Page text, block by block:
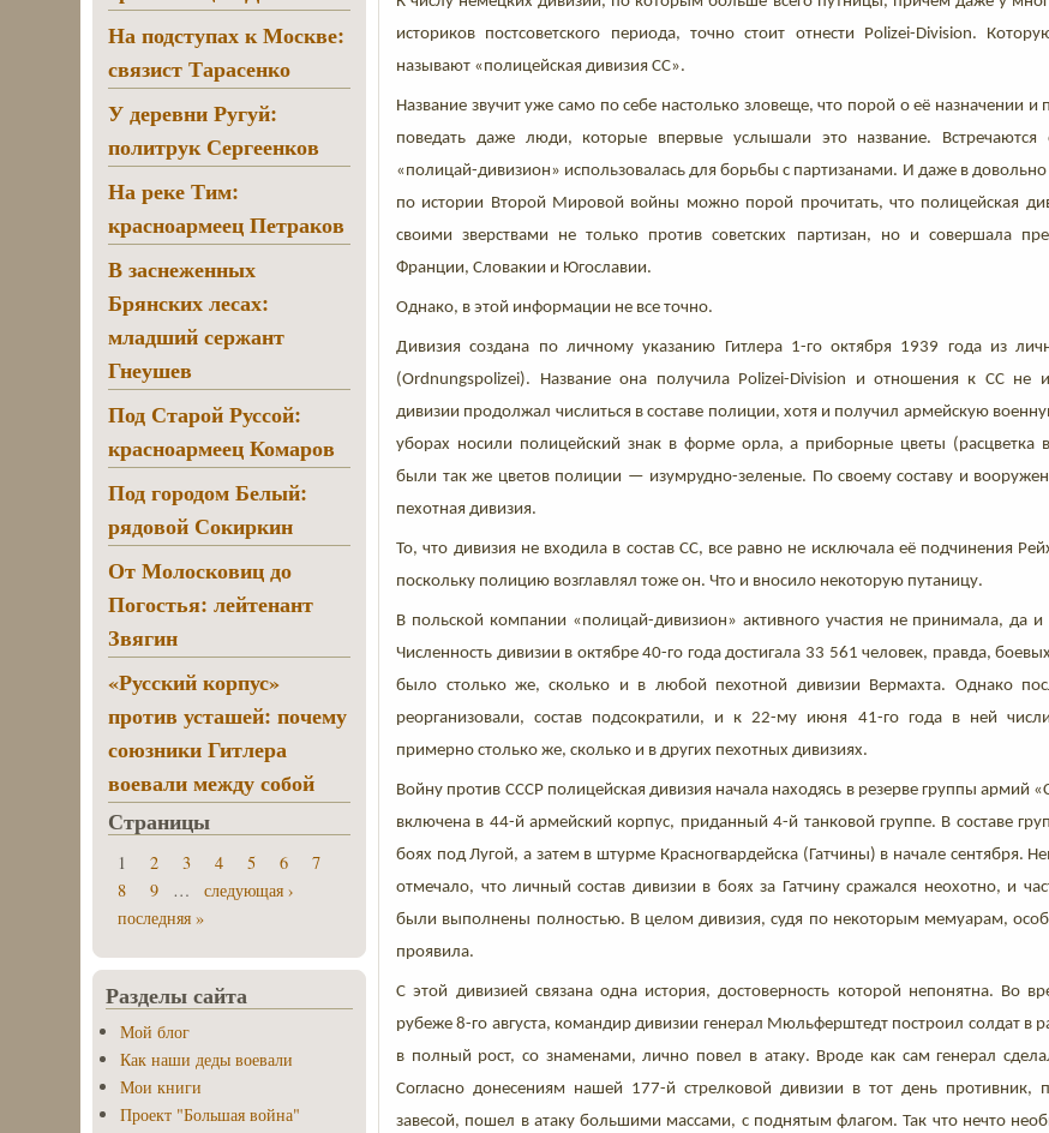
историков постсоветского периода, точно стоит отнести Polizei-Division.
называют «полицейская дивизия СС».
Название звучит уже само по себе настолько зловеще, что порой о её назначении и
поведать даже люди, которые впервые услышали это название.
«полицай-дивизион» использовалась для борьбы с партизанами. И даже в довольно
по истории Второй Мировой войны можно порой прочитать, что полицейская
своими зверствами не только против советских партизан, но и совершала
Франции, Словакии и Югославии.
Однако, в этой информации не все точно.
Дивизия создана по личному указанию Гитлера 1-го октября 1939 года из
(Ordnungspolizei). Название она получила Polizei-Division и отношения к СС не
дивизии продолжал числиться в составе полиции, хотя и получил армейскую
уборах носили полицейский знак в форме орла, а приборные цветы (расцветка
были так же цветов полиции — изумрудно-зеленые. По своему составу и
пехотная дивизия.
То, что дивизия не входила в состав СС, все равно не исключала её подчинения
поскольку полицию возглавлял тоже он. Что и вносило некоторую путаницу.
В польской компании «полицай-дивизион» активного участия не принимала, да и
Численность дивизии в октябре 40-го года достигала 33 561 человек, правда,
было столько же, сколько и в любой пехотной дивизии Вермахта. Однако
реорганизовали, состав подсократили, и к 22-му июня 41-го года в ней
примерно столько же, сколько и в других пехотных дивизиях.
Войну против СССР полицейская дивизия начала находясь в резерве группы армий
включена в 44-й армейский корпус, приданный 4-й танковой группе. В составе
боях под Лугой, а затем в штурме Красногвардейска (Гатчины) в начале сентября.
отмечало, что личный состав дивизии в боях за Гатчину сражался неохотно, и
были выполнены полностью. В целом дивизия, судя по некоторым мемуарам,
проявила.
С этой дивизией связана одна история, достоверность которой непонятна. Во
рубеже 8-го августа, командир дивизии генерал Мюльферштедт построил солдат в
в полный рост, со знаменами, лично повел в атаку. Вроде как сам генерал
Согласно донесениям нашей 177-й стрелковой дивизии в тот день противник,
завесой, пошел в атаку большими массами, с поднятым флагом. Так что нечто
На подступах к Москве:
связист Тарасенко
У деревни Ругуй:
политрук Сергеенков
На реке Тим:
красноармеец Петраков
В заснеженных
Брянских лесах:
младший сержант
Гнеушев
Под Старой Руссой:
красноармеец Комаров
Под городом Белый:
рядовой Сокиркин
От Молосковиц до
Погостья: лейтенант
Звягин
«Русский корпус»
против усташей: почему
союзники Гитлера
воевали между собой
Страницы
1 2 3 4 5 6
7
8
9 …
следующая ›
последняя »
Разделы сайта
Мой блог
Как наши деды воевали
Мои книги
Проект "Большая война"